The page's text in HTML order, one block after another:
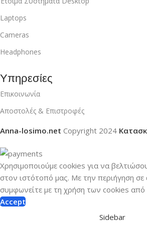
Laptops
Cameras
Headphones
Υπηρεσίες
Επικοινωνία
Αποστολές & Επιστροφές
Anna-losimo.net Copyright 2024
Χρησιμοποιούμε cookies για να
στον ιστότοπό μας. Με την περιήγηση
συμφωνείτε με τη χρήση των cookies από
Accept
Sidebar